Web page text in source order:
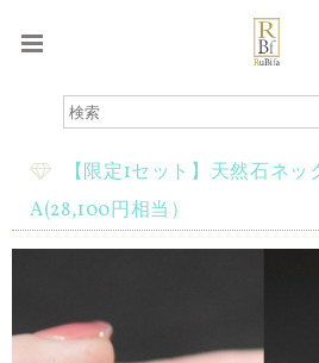
【限定1セット】天然石ネ
A(28,100円相当）